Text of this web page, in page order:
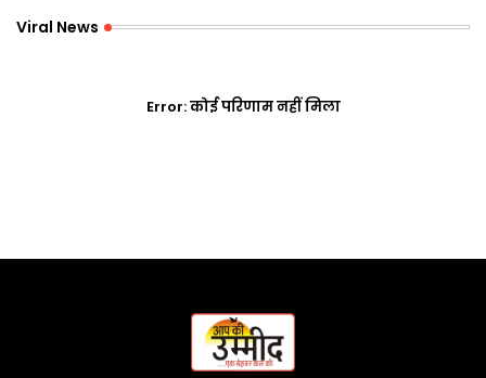
Viral News
Error:कोई परिणाम नहीं मिला